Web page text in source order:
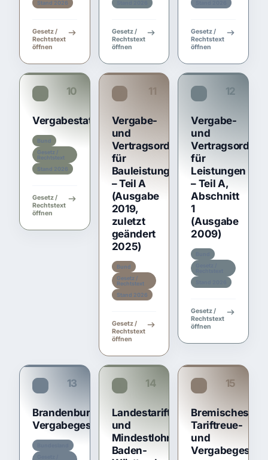
Stand 2026
Gesetz /
Rechtstext
öffnen
Gesetz /
Rechtstext
öffnen
Gesetz /
Rechtstext
öffnen
10
Vergabestatistikverordnung
Bund
Gesetz /
Rechtstext
Stand 2026
Gesetz /
Rechtstext
öffnen
11
Vergabe-
und
Vertragsordnung
für
Bauleistungen
– Teil A
(Ausgabe
2019,
zuletzt
geändert
2025)
Bund
Gesetz /
Rechtstext
Stand 2026
Gesetz /
Rechtstext
öffnen
12
Vergabe-
und
für
Leistungen
– Teil A,
Abschnitt
1
(Ausgabe
2009)
Gesetz /
Rechtstext
öffnen
13
Brandenburgisches
Vergabegesetz
14
Landestariftreue-
und
Mindestlohngesetz
Baden-
15
Bremisches
Tariftreue-
und
Vergabegesetz